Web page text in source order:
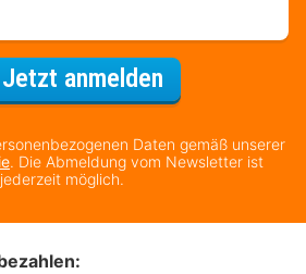
Jetzt anmeldenFür den
Daten gemäß unserer
. Die Abmeldung vom Newsletter ist
jederzeit möglich.